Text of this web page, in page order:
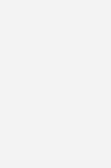
der millimeterdünnen
hilft bei der energetischen